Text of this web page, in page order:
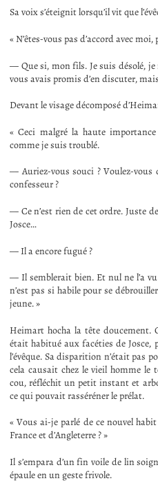
Sa voix s’éteignit lorsqu’il vit que
« N’êtes-vous pas d’accord avec
— Que si, mon fils. Je suis désolé, je
vous avais promis d’en discuter,
Devant le visage décomposé
« Ceci malgré la haute
comme je suis troublé.
— Auriez-vous souci ? Voulez-vous
confesseur ?
— Ce n’est rien de cet ordre. Juste
Josce…
— Il a encore fugué ?
— Il semblerait bien. Et nul ne l’a
n’est pas si habile pour se
jeune. »
Heimart hocha la tête
était habitué aux facéties de Josce,
l’évêque. Sa disparition n’était pas
cela causait chez le vieil homme
cou, réfléchit un petit instant et
ce qui pouvait rasséréner le prélat.
« Vous ai-je parlé de ce nouvel
France et d’Angleterre ? »
Il s’empara d’un fin voile de lin
épaule en un geste frivole.